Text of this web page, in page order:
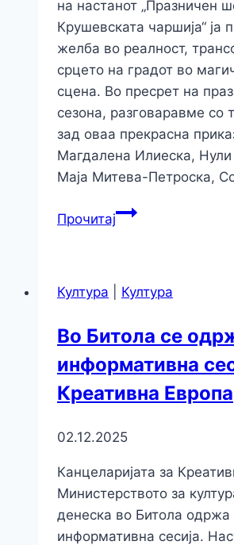
на настанот „Празничен
Крушевската чаршија“ ја
желба во реалност,
срцето на градот во
сцена. Во пресрет на
сезона, разговаравме со
зад оваа прекрасна
Магдалена Илиеска, Нули
Маја Митева-Петроска,
Прочитај
Култура Култура
Во Битола се
информативна
Креативна Европа
02.12.2025
Канцеларијата за
Министерството за
денеска во Битола одржа
информативна сесија.